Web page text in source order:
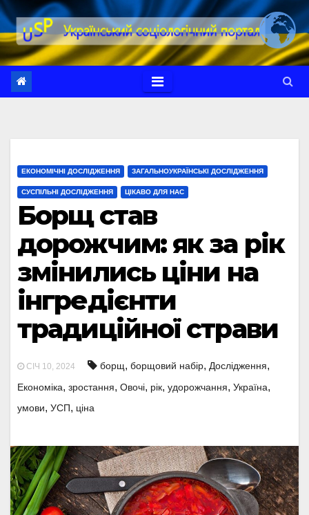
Перейти
до
вмісту
ЕКОНОМІЧНІ ДОСЛІДЖЕННЯ ЗАГАЛЬНОУКРАЇНСЬКІ ДОСЛІДЖЕННЯ
СУСПІЛЬНІ ДОСЛІДЖЕННЯ ЦІКАВО ДЛЯ НАС
Борщ став
дорожчим: як за рік
змінились ціни на
інгредієнти
традиційної страви
СІЧ 10, 2024 борщ, борщовий набір, Дослідження,
Економіка, зростання, Овочі, рік, удорожчання, Україна,
умови, УСП, ціна